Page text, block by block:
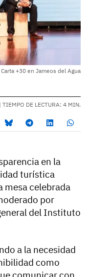
Carta +30 en Jameos del Agua
| TIEMPO DE LECTURA: 4 MIN.
en la
turística
mesa celebrada
por
del Instituto
a la necesidad
como